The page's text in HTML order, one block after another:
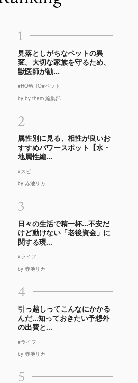
1
見落としがちなペットの異
変。大切な家族を守るため、
獣医師が勧...
#HOW TO#ペット
by by them 編集部
2
属性別に見る、相性が良いお
すすめパワースポット【水・
地属性編...
#スピ
by 赤池リカ
3
日々の生活で精一杯…不安だ
けど動けない「老後資金」に
関する現...
#ライフ
by 赤池リカ
4
引っ越しってこんなにかかる
んだ…知っておきたい予想外
の出費と...
#ライフ
by 赤池リカ
5